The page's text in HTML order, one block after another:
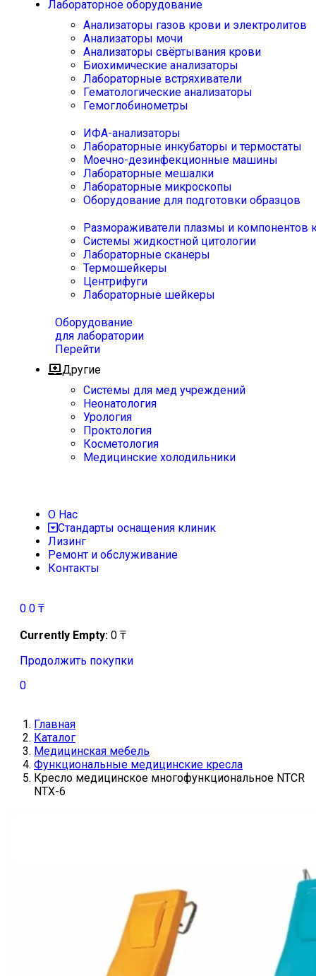
Лабораторное оборудование
Анализаторы газов крови и электролитов
Анализаторы мочи
Анализаторы свёртывания крови
Биохимические анализаторы
Лабораторные встряхиватели
Гематологические анализаторы
Гемоглобинометры
ИФА-анализаторы
Лабораторные инкубаторы и термостаты
Моечно-дезинфекционные машины
Лабораторные мешалки
Лабораторные микроскопы
Оборудование для подготовки образцов
Размораживатели плазмы и компонентов
Системы жидкостной цитологии
Лабораторные сканеры
Термошейкеры
Центрифуги
Лабораторные шейкеры
Оборудование
для лаборатории
Перейти
Другие
Системы для мед учреждений
Неонатология
Урология
Проктология
Косметология
Медицинские холодильники
О Нас
Стандарты оснащения клиник
Лизинг
Ремонт и обслуживание
Контакты
0 0 ₸
Currently Empty: 0 ₸
Продолжить покупки
0
Главная
Каталог
Медицинская мебель
Функциональные медицинские кресла
Кресло медицинское многофункциональное NTCR
NTX-6